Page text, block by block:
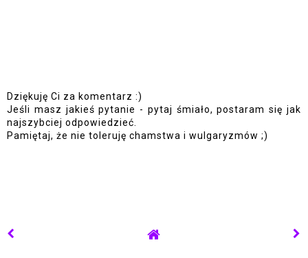
Dziękuję Ci za komentarz :)
Jeśli masz jakieś pytanie - pytaj śmiało, postaram się jak
najszybciej odpowiedzieć.
Pamiętaj, że nie toleruję chamstwa i wulgaryzmów ;)